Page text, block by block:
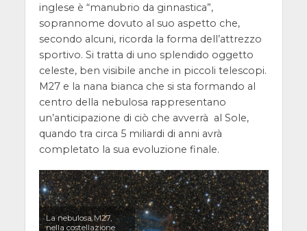
inglese è “manubrio da ginnastica”,
soprannome dovuto al suo aspetto che,
secondo alcuni, ricorda la forma dell’attrezzo
sportivo. Si tratta di uno splendido oggetto
celeste, ben visibile anche in piccoli telescopi.
M27 e la nana bianca che si sta formando al
centro della nebulosa rappresentano
un’anticipazione di ciò che avverrà al Sole,
quando tra circa 5 miliardi di anni avrà
completato la sua evoluzione finale.
La nebulosa M27,
nella costellazione